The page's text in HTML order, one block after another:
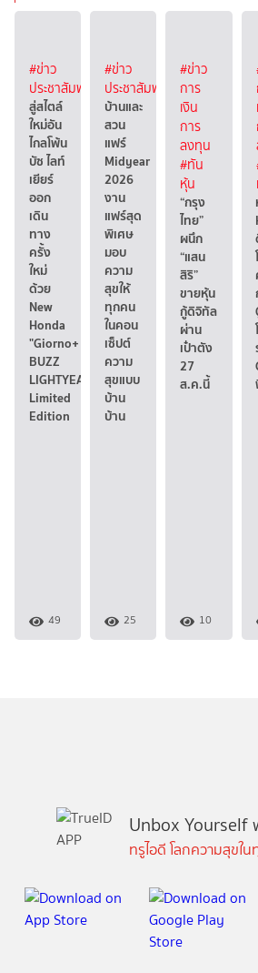
#ข่าว
ประชาสัมพันธ์
สู่สไตล์
ใหม่อัน
ไกลโพ้น
บัซ ไลท์
เยียร์
ออก
เดิน
ทาง
ครั้ง
ใหม่
ด้วย
New
Honda
"Giorno+
BUZZ
LIGHTYEAR"
Limited
Edition
49
#ข่าว
ประชาสัมพันธ์
บ้านและ
สวน
แฟร์
Midyear
2026
งาน
แฟร์สุด
พิเศษ
มอบ
ความ
สุขให้
ทุกคน
ในคอน
เซ็ปต์
ความ
สุขแบบ
บ้าน
บ้าน
25
#ข่าว
การ
เงิน
การ
ลงทุน
#ทัน
หุ้น
“กรุง
ไทย”
ผนึก
“แสน
สิริ”
ขายหุ้น
กู้ดิจิทัล
ผ่าน
เป๋าตัง
27
ส.ค.นี้
10
Unbox Yourself
ทรูไอดี โลกความสุข